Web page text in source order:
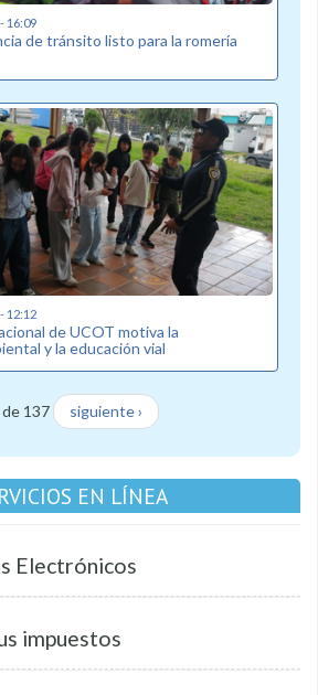
16:09
de tránsito listo para la romería
12:12
de UCOT motiva la
y la educación vial
de 137 siguiente ›
EN LÍNEA
Electrónicos
impuestos